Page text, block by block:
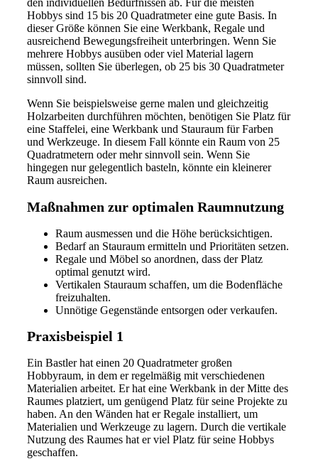
den individuellen Bedürfnissen ab. Für die meisten
Hobbys sind 15 bis 20 Quadratmeter eine gute Basis. In
dieser Größe können Sie eine Werkbank, Regale und
ausreichend Bewegungsfreiheit unterbringen. Wenn Sie
mehrere Hobbys ausüben oder viel Material lagern
müssen, sollten Sie überlegen, ob 25 bis 30 Quadratmeter
sinnvoll sind.
Wenn Sie beispielsweise gerne malen und gleichzeitig
Holzarbeiten durchführen möchten, benötigen Sie Platz für
eine Staffelei, eine Werkbank und Stauraum für Farben
und Werkzeuge. In diesem Fall könnte ein Raum von 25
Quadratmetern oder mehr sinnvoll sein. Wenn Sie
hingegen nur gelegentlich basteln, könnte ein kleinerer
Raum ausreichen.
Maßnahmen zur optimalen Raumnutzung
Raum ausmessen und die Höhe berücksichtigen.
Bedarf an Stauraum ermitteln und Prioritäten setzen.
Regale und Möbel so anordnen, dass der Platz
optimal genutzt wird.
Vertikalen Stauraum schaffen, um die Bodenfläche
freizuhalten.
Unnötige Gegenstände entsorgen oder verkaufen.
Praxisbeispiel 1
Ein Bastler hat einen 20 Quadratmeter großen
Hobbyraum, in dem er regelmäßig mit verschiedenen
Materialien arbeitet. Er hat eine Werkbank in der Mitte des
Raumes platziert, um genügend Platz für seine Projekte zu
haben. An den Wänden hat er Regale installiert, um
Materialien und Werkzeuge zu lagern. Durch die vertikale
Nutzung des Raumes hat er viel Platz für seine Hobbys
geschaffen.